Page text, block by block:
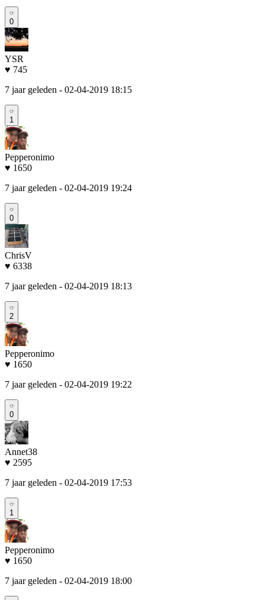
0
YSR
♥ 745
7 jaar geleden - 02-04-2019 18:15
1
Pepperonimo
♥ 1650
7 jaar geleden - 02-04-2019 19:24
0
ChrisV
♥ 6338
7 jaar geleden - 02-04-2019 18:13
2
Pepperonimo
♥ 1650
7 jaar geleden - 02-04-2019 19:22
0
Annet38
♥ 2595
7 jaar geleden - 02-04-2019 17:53
1
Pepperonimo
♥ 1650
7 jaar geleden - 02-04-2019 18:00